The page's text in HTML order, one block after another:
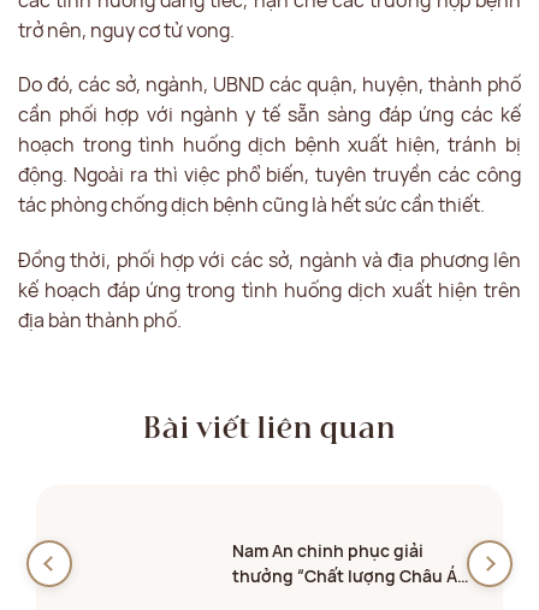
trở nên, nguy cơ tử vong.
Do đó, các sở, ngành, UBND các quận, huyện, thành phố
cần phối hợp với ngành y tế sẵn sàng đáp ứng các kế
hoạch trong tình huống dịch bệnh xuất hiện, tránh bị
động. Ngoài ra thì việc phổ biến, tuyên truyền các công
tác phòng chống dịch bệnh cũng là hết sức cần thiết.
Đồng thời, phối hợp với các sở, ngành và địa phương lên
kế hoạch đáp ứng trong tình huống dịch xuất hiện trên
địa bàn thành phố.
Bài viết liên quan
Nam An chinh phục giải
thưởng “Chất lượng Châu Á